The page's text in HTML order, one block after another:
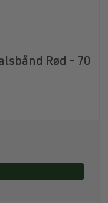
Rød - 70